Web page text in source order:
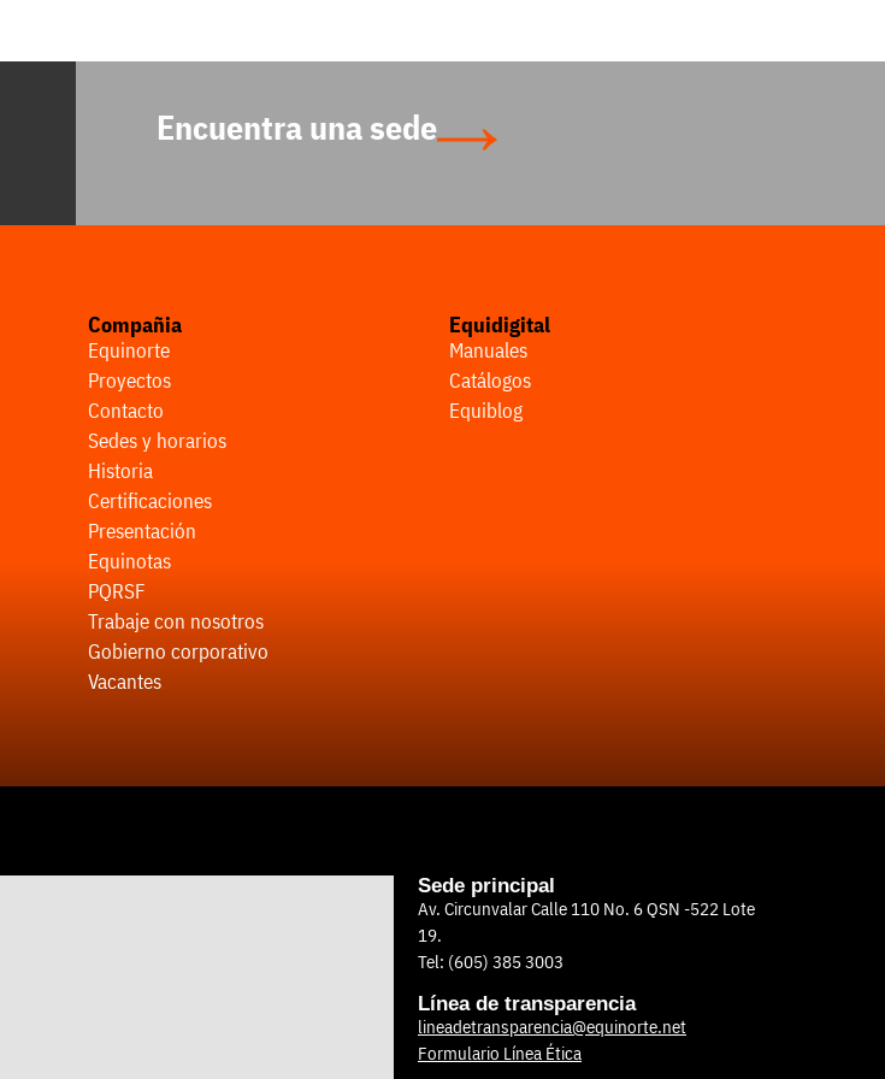
Encuentra una sede
Compañia
Equinorte
Proyectos
Contacto
Sedes y horarios
Historia
Certificaciones
Presentación
Equinotas
PQRSF
Trabaje con nosotros
Gobierno corporativo
Vacantes
Equidigital
Manuales
Catálogos
Equiblog
Sede principal
Av. Circunvalar Calle 110 No. 6 QSN -522 Lote
19.
Tel: (605) 385 3003
Línea de transparencia
lineadetransparencia@equinorte.net
Formulario Línea Ética